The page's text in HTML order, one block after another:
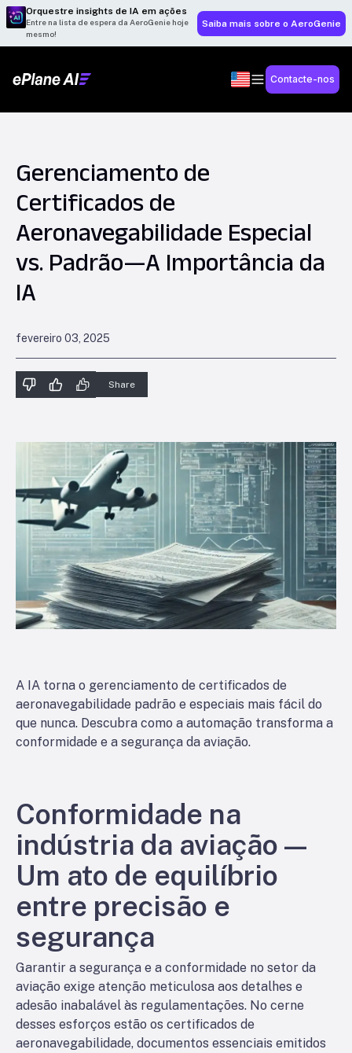
Orquestre insights de IA em ações
Entre na lista de espera da AeroGenie hoje
mesmo!
Saiba mais sobre o AeroGenie
Contacte-nos
Gerenciamento de
Certificados de
Aeronavegabilidade Especial
vs. Padrão—A Importância da
IA
fevereiro 03, 2025
Share
A IA torna o gerenciamento de certificados de
aeronavegabilidade padrão e especiais mais fácil do
que nunca. Descubra como a automação transforma a
conformidade e a segurança da aviação.
Conformidade na
indústria da aviação—
Um ato de equilíbrio
entre precisão e
segurança
Garantir a segurança e a conformidade no setor da
aviação exige atenção meticulosa aos detalhes e
adesão inabalável às regulamentações. No cerne
desses esforços estão os certificados de
aeronavegabilidade, documentos essenciais emitidos